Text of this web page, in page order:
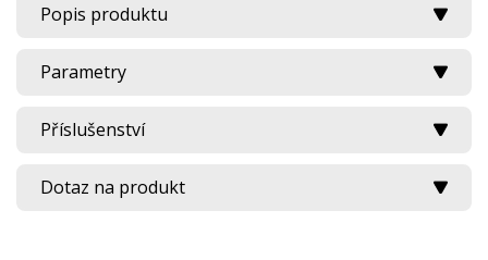
Popis produktu
Parametry
Příslušenství
Dotaz na produkt